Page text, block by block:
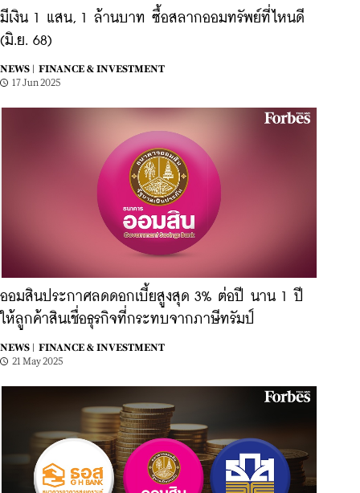
มีเงิน 1 แสน, 1 ล้านบาท ซื้อสลากออมทรัพย์ที่ไหนดี
(มิ.ย. 68)
NEWS |
FINANCE & INVESTMENT
17 Jun 2025
ออมสินประกาศลดดอกเบี้ยสูงสุด 3% ต่อปี นาน 1 ปี
ให้ลูกค้าสินเชื่อธุรกิจที่กระทบจากภาษีทรัมป์
NEWS |
FINANCE & INVESTMENT
21 May 2025